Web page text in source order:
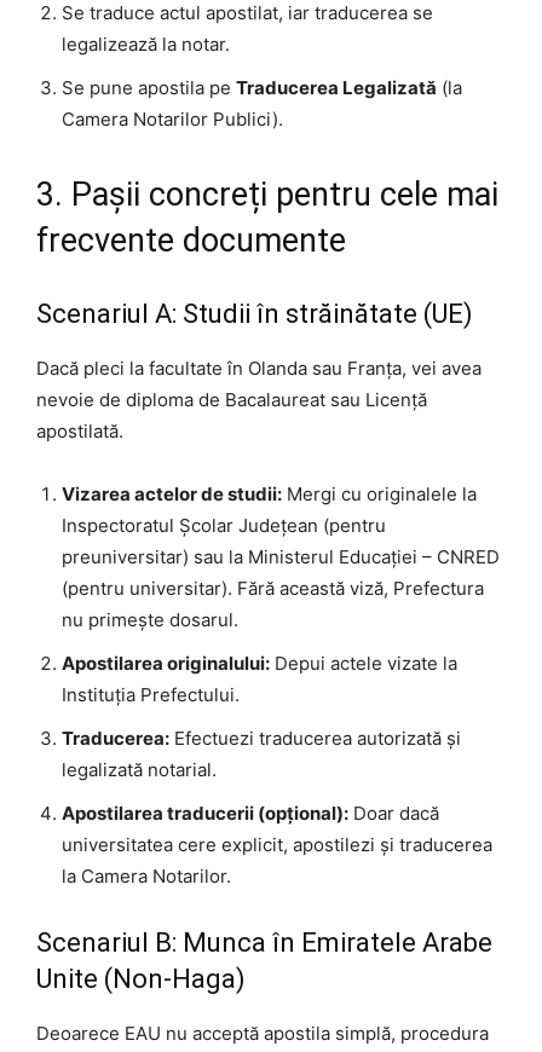
Se traduce actul apostilat, iar traducerea se
legalizează la notar.
Se pune apostila pe Traducerea Legalizată (la
Camera Notarilor Publici).
3. Pașii concreți pentru cele mai
frecvente documente
Scenariul A: Studii în străinătate (UE)
Dacă pleci la facultate în Olanda sau Franța, vei avea
nevoie de diploma de Bacalaureat sau Licență
apostilată.
Vizarea actelor de studii: Mergi cu originalele la
Inspectoratul Școlar Județean (pentru
preuniversitar) sau la Ministerul Educației – CNRED
(pentru universitar). Fără această viză, Prefectura
nu primește dosarul.
Apostilarea originalului: Depui actele vizate la
Instituția Prefectului.
Traducerea: Efectuezi traducerea autorizată și
legalizată notarial.
Apostilarea traducerii (opțional): Doar dacă
universitatea cere explicit, apostilezi și traducerea
la Camera Notarilor.
Scenariul B: Munca în Emiratele Arabe
Unite (Non-Haga)
Deoarece EAU nu acceptă apostila simplă, procedura